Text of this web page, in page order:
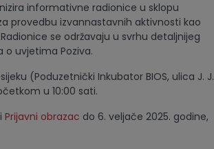
informativne radionice u sklopu
provedbu izvannastavnih aktivnosti kao
se održavaju u svrhu detaljnijeg
uvjetima Poziva.
(Poduzetnički Inkubator BIOS, ulica J. J.
u 10:00 sati.
Prijavni obrazac do 6. veljače 2025. godine,